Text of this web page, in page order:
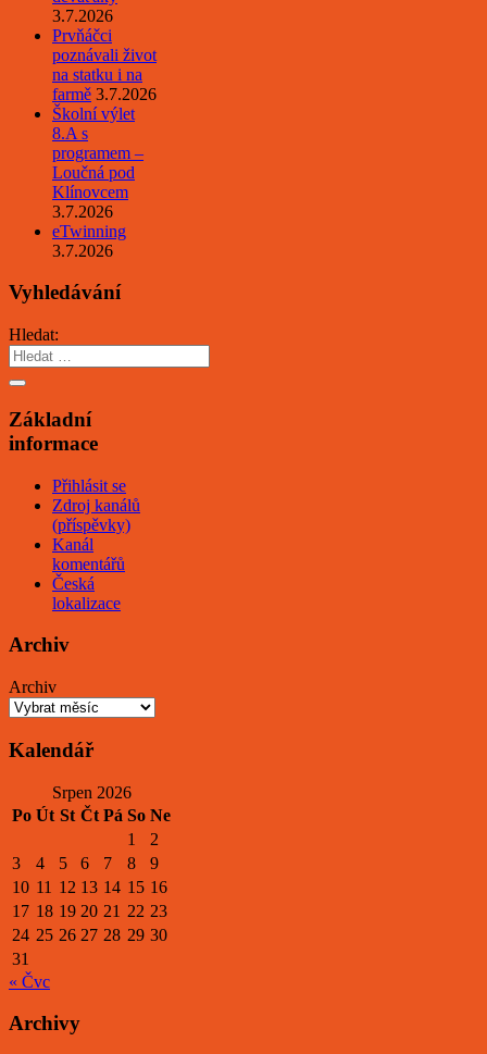
3.7.2026
Prvňáčci
poznávali život
na statku i na
farmě 3.7.2026
Školní výlet
8.A s
programem –
Loučná pod
Klínovcem
3.7.2026
eTwinning
3.7.2026
Vyhledávání
Hledat:
Základní
informace
Přihlásit se
Zdroj kanálů
(příspěvky)
Kanál
komentářů
Česká
lokalizace
Archiv
Archiv
Kalendář
Srpen 2026
Po Út St Čt Pá So Ne
1
2
3
4 5 6 7 8
9
10 11 12 13 14 15 16
17 18 19 20 21 22 23
24 25 26 27 28 29 30
31
« Čvc
Archivy